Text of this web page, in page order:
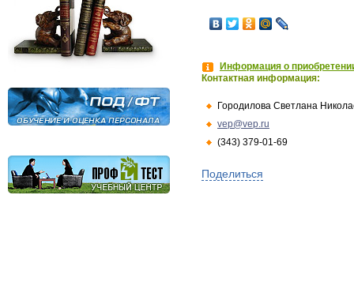
Информация о
Контактная информация:
Городилова Светлана
vep@vep.ru
(343) 379-01-69
Поделиться